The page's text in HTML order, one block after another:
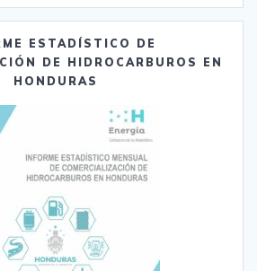
ESTADÍSTICO DE
DE HIDROCARBUROS EN
HONDURAS